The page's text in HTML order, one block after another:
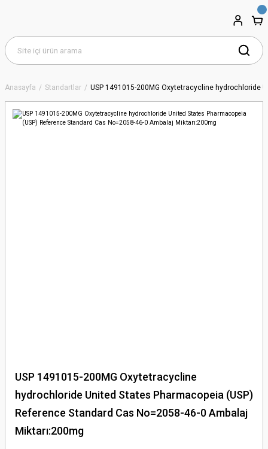
Anasayfa Standartlar USP 1491015-200MG Oxytetracycline hydrochloride
USP 1491015-200MG Oxytetracycline
hydrochloride United States Pharmacopeia (USP)
Reference Standard Cas No=2058-46-0 Ambalaj
Miktarı:200mg